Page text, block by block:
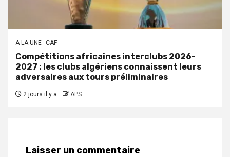
A LA UNE CAF
Compétitions africaines interclubs 2026-
2027 : les clubs algériens connaissent leurs
adversaires aux tours préliminaires
2 jours il y a APS
Laisser un commentaire